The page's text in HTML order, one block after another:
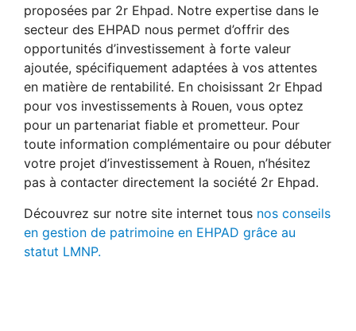
proposées par 2r Ehpad. Notre expertise dans le
secteur des EHPAD nous permet d’offrir des
opportunités d’investissement à forte valeur
ajoutée, spécifiquement adaptées à vos attentes
en matière de rentabilité. En choisissant 2r Ehpad
pour vos investissements à Rouen, vous optez
pour un partenariat fiable et prometteur. Pour
toute information complémentaire ou pour débuter
votre projet d’investissement à Rouen, n’hésitez
pas à contacter directement la société 2r Ehpad.
Découvrez sur notre site internet tous nos conseils
en gestion de patrimoine en EHPAD grâce au
statut LMNP.